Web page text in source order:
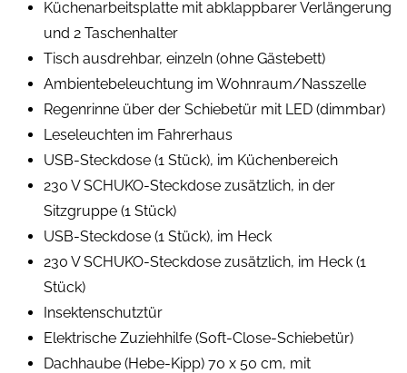
Küchenarbeitsplatte mit abklappbarer Verlängerung
und 2 Taschenhalter
Tisch ausdrehbar, einzeln (ohne Gästebett)
Ambientebeleuchtung im Wohnraum/Nasszelle
Regenrinne über der Schiebetür mit LED (dimmbar)
Leseleuchten im Fahrerhaus
USB-Steckdose (1 Stück), im Küchenbereich
230 V SCHUKO-Steckdose zusätzlich, in der
Sitzgruppe (1 Stück)
USB-Steckdose (1 Stück), im Heck
230 V SCHUKO-Steckdose zusätzlich, im Heck (1
Stück)
Insektenschutztür
Elektrische Zuziehhilfe (Soft-Close-Schiebetür)
Dachhaube (Hebe-Kipp) 70 x 50 cm, mit